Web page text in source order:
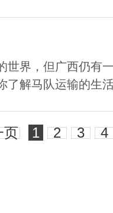
世界，但广西仍有
了解马队运输的生
页 1 2 3 4